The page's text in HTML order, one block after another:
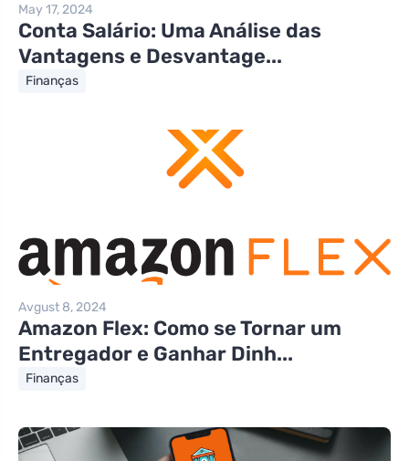
May 17, 2024
Conta Salário: Uma Análise das
Vantagens e Desvantage...
Finanças
Avgust 8, 2024
Amazon Flex: Como se Tornar um
Entregador e Ganhar Dinh...
Finanças